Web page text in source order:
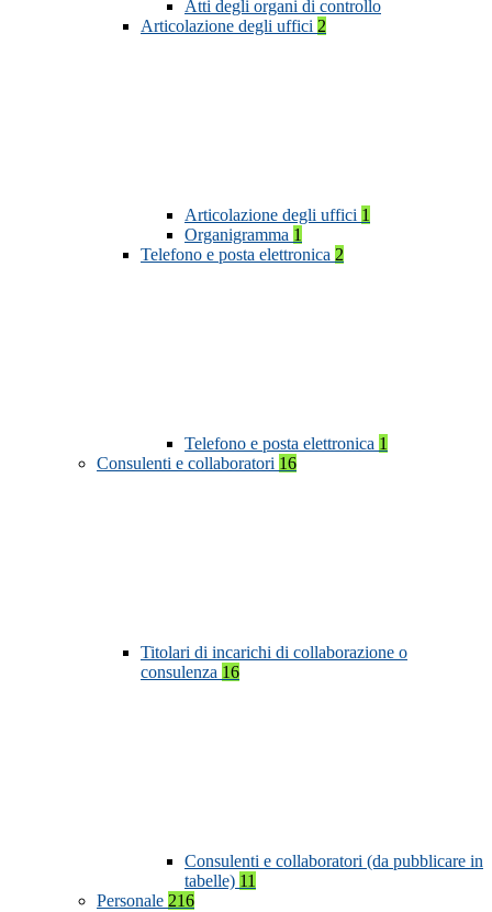
Atti degli organi di controllo
Articolazione degli uffici 2
Articolazione degli uffici 1
Organigramma 1
Telefono e posta elettronica 2
Telefono e posta elettronica 1
Consulenti e collaboratori 16
Titolari di incarichi di collaborazione o
consulenza 16
Consulenti e collaboratori (da pubblicare in
tabelle) 11
Personale 216